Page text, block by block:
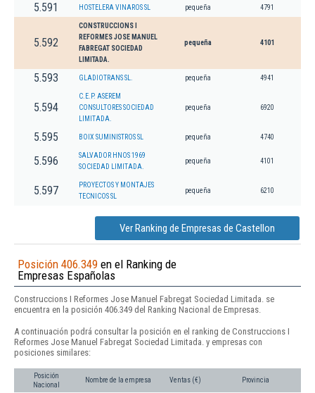
5.591 HOSTELERA VINAROS SL pequeña 4791
5.592
CONSTRUCCIONS I
REFORMES JOSE MANUEL
FABREGAT SOCIEDAD
LIMITADA.
pequeña 4101
5.593 GLADIOTRANS SL. pequeña 4941
5.594
C.E.P. ASEREM
CONSULTORES SOCIEDAD
LIMITADA.
pequeña 6920
5.595 BOIX SUMINISTROS SL pequeña 4740
5.596
SALVADOR HNOS 1969
SOCIEDAD LIMITADA.
pequeña 4101
5.597
PROYECTOS Y MONTAJES
TECNICOS SL
pequeña 6210
Ver Ranking de Empresas de Castellon
Posición 406.349 en el Ranking de
Empresas Españolas
Construccions I Reformes Jose Manuel Fabregat Sociedad Limitada. se
encuentra en la posición 406.349 del Ranking Nacional de Empresas.
A continuación podrá consultar la posición en el ranking de Construccions I
Reformes Jose Manuel Fabregat Sociedad Limitada. y empresas con
posiciones similares:
Posición
Nacional
Nombre de la empresa Ventas (€) Provincia